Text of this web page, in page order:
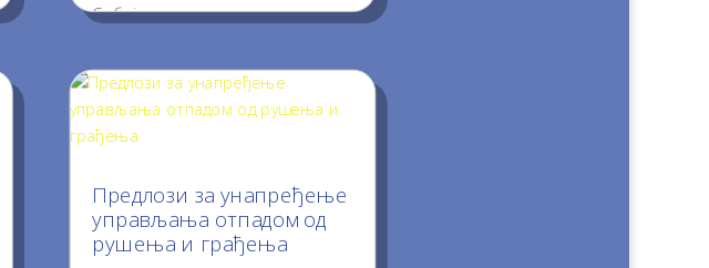
Србији, нових занимања и
Прочитај...
Предлози за унапређење
управљања отпадом од
рушења и грађења